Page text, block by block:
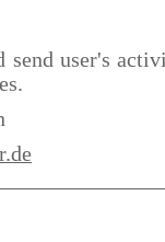
send user's